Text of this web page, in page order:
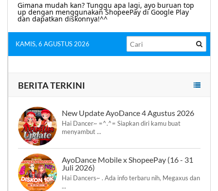
Gimana mudah kan? Tunggu apa lagi, ayo buruan top
up dengan menggunakan ShopeePay di Google Play
dan dapatkan diskonnya!^^
KAMIS, 6 AGUSTUS 2026
BERITA TERKINI
New Update AyoDance 4 Agustus 2026
Hai Dancer~ =^.^= Siapkan diri kamu buat
menyambut ...
AyoDance Mobile x ShopeePay (16 - 31
Juli 2026)
Hai Dancers~ . Ada info terbaru nih, Megaxus dan
...